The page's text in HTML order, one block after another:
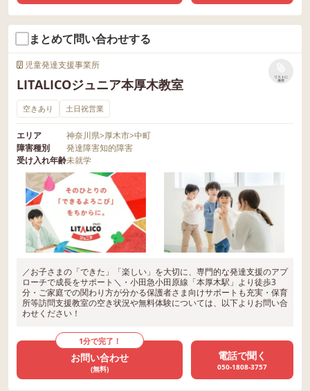
まとめて問い合わせする
児童発達支援事業所
LITALICOジュニア本厚木教室
リストに
保存
空きあり 土日祝営業
エリア 神奈川県>厚木市>中町
障害種別
発達障害知的障害
受け入れ年齢未就学
／お子さまの「できた」「楽しい」を大切に、専門的な発達支援のアプ
ローチで成長をサポート＼・小田急小田原線「本厚木駅」より徒歩3
分・ご家庭での関わり方が分かる保護者さま向けサポートも充実・保育
所等訪問支援教室の空き状況や無料体験については、以下よりお問い合
わせください！
1分で完了！
お問い合わせ
(無料)
電話で聞く
050-1808-3757